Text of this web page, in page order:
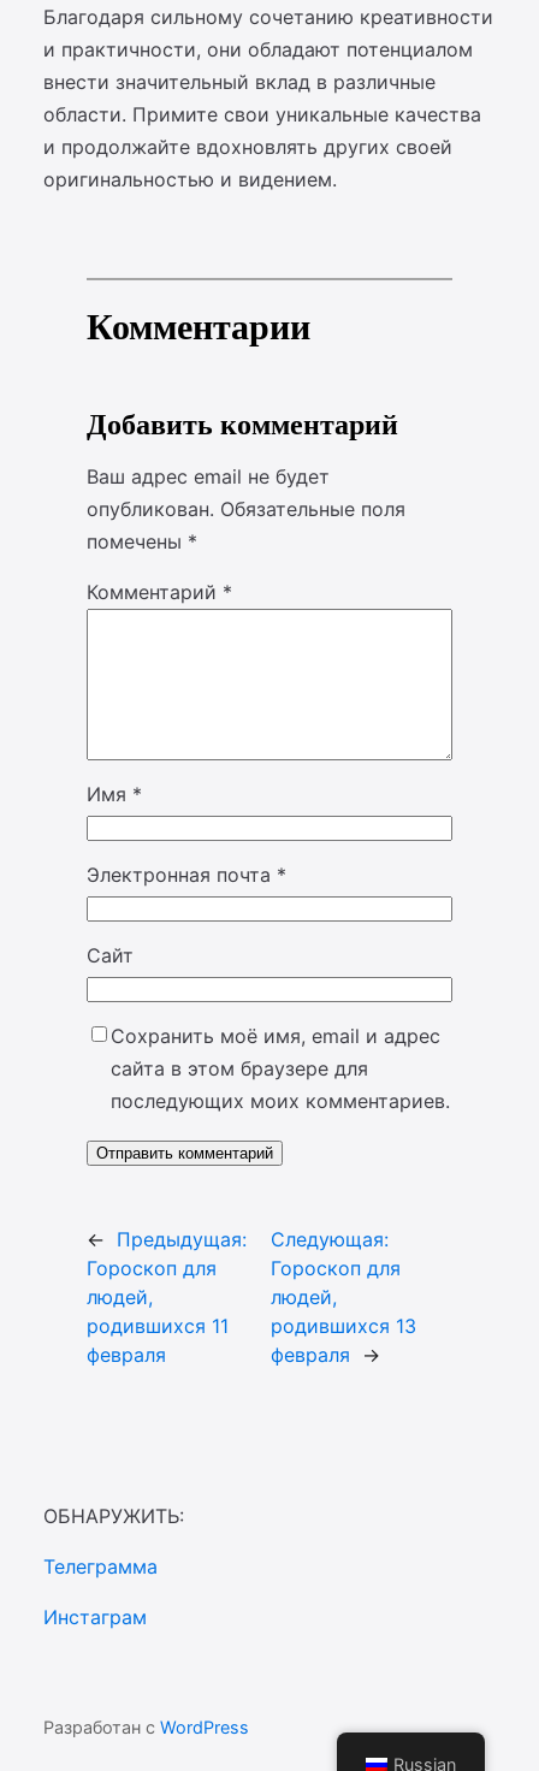
Благодаря сильному сочетанию креативности
и практичности, они обладают потенциалом
внести значительный вклад в различные
области. Примите свои уникальные качества
и продолжайте вдохновлять других своей
оригинальностью и видением.
Комментарии
Добавить комментарий
Ваш адрес email не будет
опубликован. Обязательные поля
помечены *
Комментарий *
Имя *
Электронная почта *
Сайт
Сохранить моё имя, email и адрес
сайта в этом браузере для
последующих моих комментариев.
← Предыдущая:
Гороскоп для
людей,
родившихся 11
февраля
Следующая:
Гороскоп для
людей,
родившихся 13
февраля
→
ОБНАРУЖИТЬ:
Телеграмма
Инстаграм
Разработан с WordPress
Russian